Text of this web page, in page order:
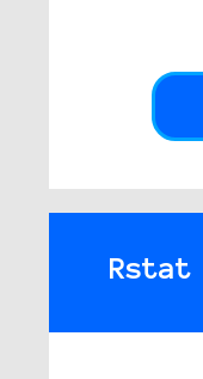
Rstat